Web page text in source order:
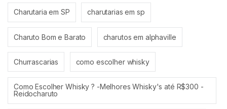
Charutaria em SP charutarias em sp
Charuto Bom e Barato charutos em alphaville
Churrascarias como escolher whisky
Como Escolher Whisky ? -Melhores Whisky's até R$300 -
Reidocharuto